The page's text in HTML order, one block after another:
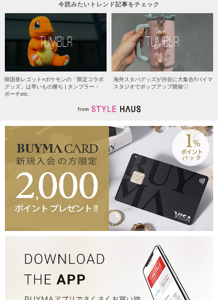
今読みたいトレンド記事をチェック
TUMBLR
韓国発レゴット×ポケモンの「限定コラボ
グッズ」は早いもの勝ち | タンブラー・
ポーチetc.
TUMBLR
海外スタバグッズが渋谷に大集合!!バイマ
スタジオでポップアップ開催♡